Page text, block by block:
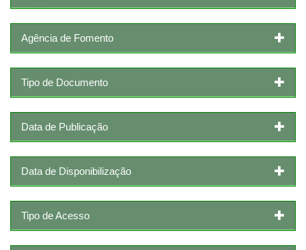
Agência de Fomento
Tipo de Documento
Data de Publicação
Data de Disponibilização
Tipo de Acesso